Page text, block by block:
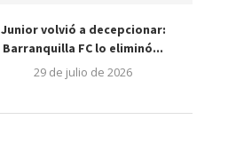
Junior volvió a decepcionar:
Barranquilla FC lo eliminó...
29 de julio de 2026